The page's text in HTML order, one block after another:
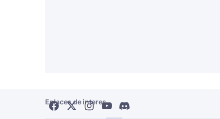
Enlaces de interes